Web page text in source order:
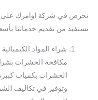
نحرص في شركة اوامرك على
نستفيد من تقديم خدماتنا
شراء المواد
مكافحة الحشرات بشراء
الحشرات بكميات
وتوفير في تكاليف